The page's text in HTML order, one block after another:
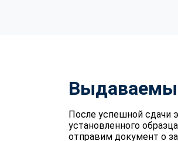
После успешной сдачи
установленного
отправим документ о